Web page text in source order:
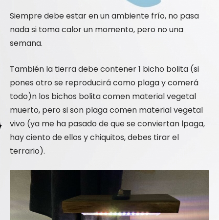
Siempre debe estar en un ambiente frío, no pasa
nada si toma calor un momento, pero no una
semana.
También la tierra debe contener 1 bicho bolita (si
pones otro se reproducirá como plaga y comerá
todo)n los bichos bolita comen material vegetal
muerto, pero si son plaga comen material vegetal
vivo (ya me ha pasado de que se conviertan lpaga,
hay ciento de ellos y chiquitos, debes tirar el
terrario).